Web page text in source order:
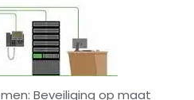
Beveiliging op maat